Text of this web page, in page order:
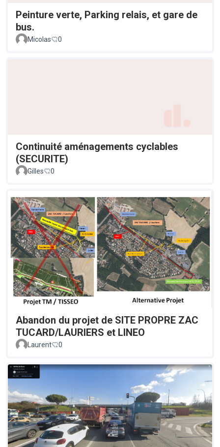
Peinture verte, Parking relais, et gare de
bus.
Micolas 0
Continuité aménagements cyclables
(SECURITE)
Gilles 0
Abandon du projet de SITE PROPRE ZAC
TUCARD/LAURIERS et LINEO
Laurent 0